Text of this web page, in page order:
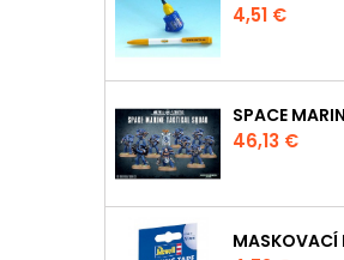
Cena
4,51 €
Cena
46,13 €